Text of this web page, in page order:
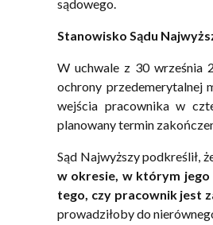
sądowego.
Stanowisko Sądu
W uchwale z 30 września
ochrony przedemerytalnej
wejścia pracownika w
planowany termin
Sąd Najwyższy podkreślił,
w okresie, w którym jego
tego, czy pracownik jest
prowadziłoby do